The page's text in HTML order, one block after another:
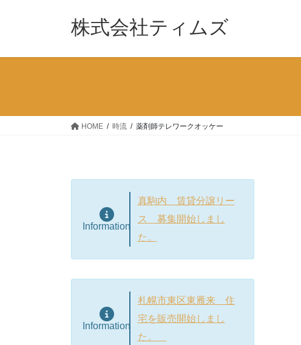
株式会社ティムズ
HOME 時流 薬剤師テレワークオッケー
Information
真駒内 賃貸分譲リー
ス 募集開始しまし
た。
Information
札幌市東区東雁来 住
宅を販売開始しまし
た。